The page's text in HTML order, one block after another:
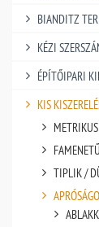
BIANDITZ
KÉZI
ÉPÍTŐIPARI
KIS
TIPLIK /